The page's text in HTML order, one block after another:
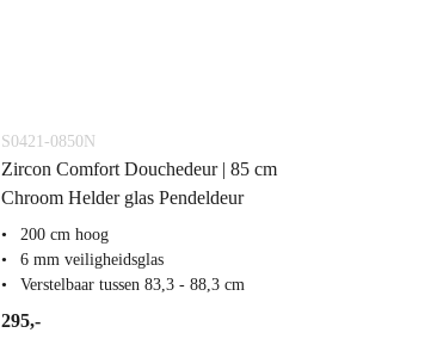
S0421-0850N
Zircon Comfort Douchedeur | 85 cm
Chroom Helder glas Pendeldeur
200 cm hoog
6 mm veiligheidsglas
Verstelbaar tussen 83,3 - 88,3 cm
295,-